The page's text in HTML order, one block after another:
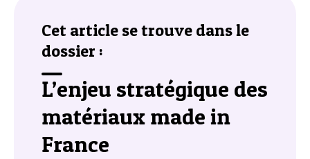
Cet article se trouve dans le
dossier :
L’enjeu stratégique des
matériaux made in
France